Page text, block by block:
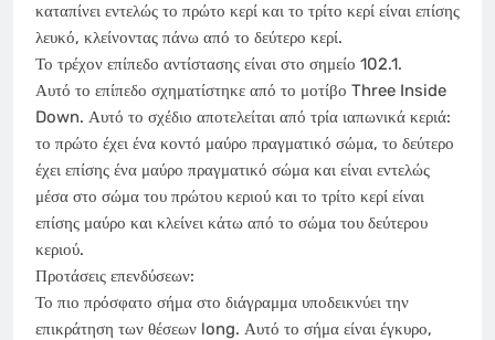
καταπίνει εντελώς το πρώτο κερί και το τρίτο κερί είναι επίσης
λευκό, κλείνοντας πάνω από το δεύτερο κερί.
Το τρέχον επίπεδο αντίστασης είναι στο σημείο 102.1.
Αυτό το επίπεδο σχηματίστηκε από το μοτίβο Three Inside
Down. Αυτό το σχέδιο αποτελείται από τρία ιαπωνικά κεριά:
το πρώτο έχει ένα κοντό μαύρο πραγματικό σώμα, το δεύτερο
έχει επίσης ένα μαύρο πραγματικό σώμα και είναι εντελώς
μέσα στο σώμα του πρώτου κεριού και το τρίτο κερί είναι
επίσης μαύρο και κλείνει κάτω από το σώμα του δεύτερου
κεριού.
Προτάσεις επενδύσεων:
Το πιο πρόσφατο σήμα στο διάγραμμα υποδεικνύει την
επικράτηση των θέσεων long. Αυτό το σήμα είναι έγκυρο,